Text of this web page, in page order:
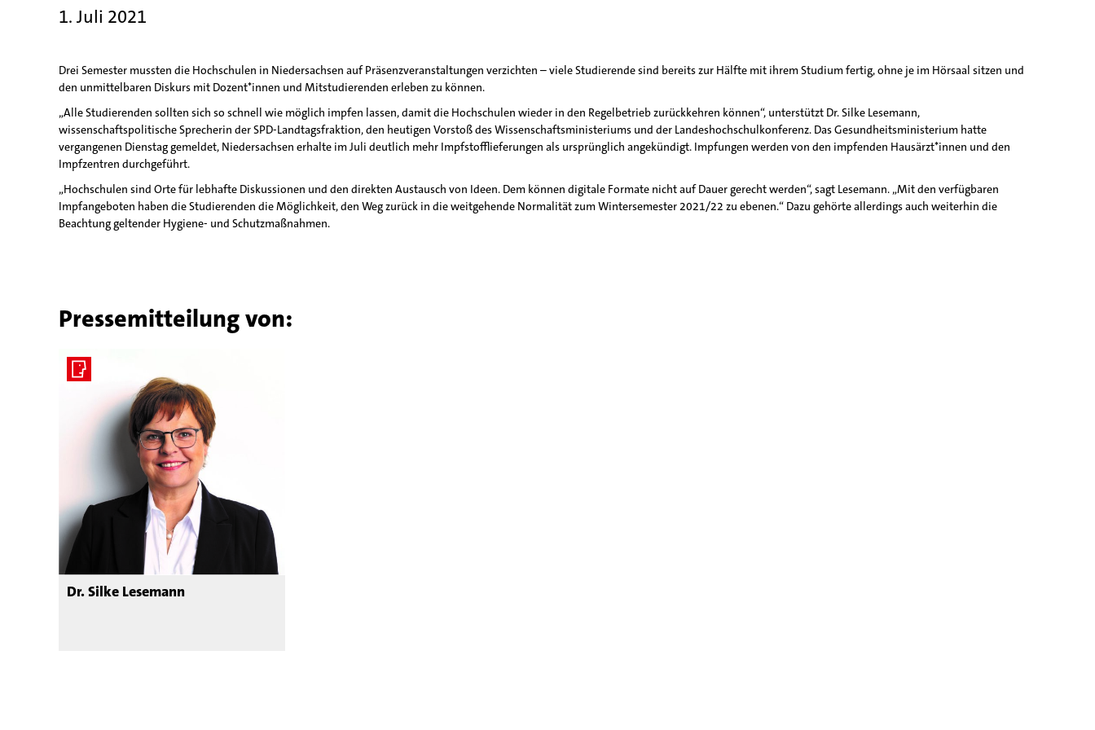
1. Juli 2021
Drei Semester mussten die Hochschulen in Niedersachsen auf Präsenzveranstaltungen verzichten – viele Studierende sind bereits zur Hälfte mit ihrem Studium fertig, ohne je im Hörsaal sitzen und
den unmittelbaren Diskurs mit Dozent*innen und Mitstudierenden erleben zu können.
„Alle Studierenden sollten sich so schnell wie möglich impfen lassen, damit die Hochschulen wieder in den Regelbetrieb zurückkehren können“, unterstützt Dr. Silke Lesemann,
wissenschaftspolitische Sprecherin der SPD-Landtagsfraktion, den heutigen Vorstoß des Wissenschaftsministeriums und der Landeshochschulkonferenz. Das Gesundheitsministerium hatte
vergangenen Dienstag gemeldet, Niedersachsen erhalte im Juli deutlich mehr Impfstofflieferungen als ursprünglich angekündigt. Impfungen werden von den impfenden Hausärzt*innen und den
Impfzentren durchgeführt.
„Hochschulen sind Orte für lebhafte Diskussionen und den direkten Austausch von Ideen. Dem können digitale Formate nicht auf Dauer gerecht werden“, sagt Lesemann. „Mit den verfügbaren
Impfangeboten haben die Studierenden die Möglichkeit, den Weg zurück in die weitgehende Normalität zum Wintersemester 2021/22 zu ebenen.“ Dazu gehörte allerdings auch weiterhin die
Beachtung geltender Hygiene- und Schutzmaßnahmen.
Pressemitteilung von:
Dr. Silke Lesemann